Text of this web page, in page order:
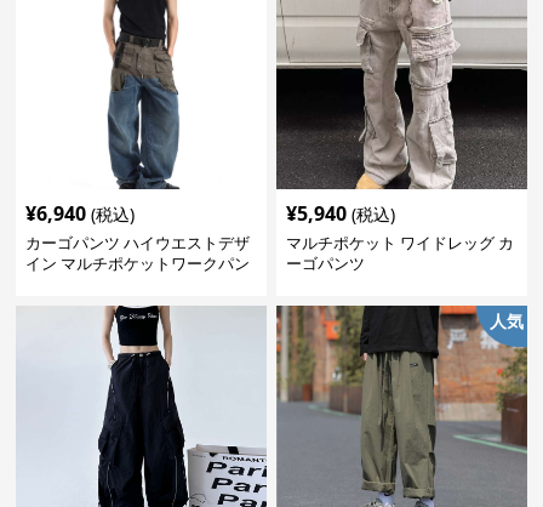
¥6,940 (税込)
カーゴパンツ ハイウエストデザ
イン マルチポケットワークパン
¥5,940 (税込)
マルチポケット ワイドレッグ カ
ーゴパンツ
人気